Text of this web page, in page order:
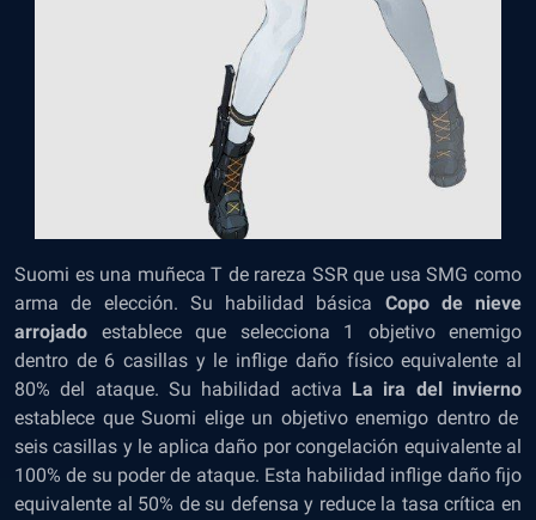
Suomi es una muñeca T de rareza SSR que usa SMG como
arma de elección. Su habilidad básica Copo de nieve
arrojado establece que selecciona 1 objetivo enemigo
dentro de 6 casillas y le inflige daño físico equivalente al
80% del ataque. Su habilidad activa La ira del invierno
establece que Suomi elige un objetivo enemigo dentro de
seis casillas y le aplica daño por congelación equivalente al
100% de su poder de ataque. Esta habilidad inflige daño fijo
equivalente al 50% de su defensa y reduce la tasa crítica en